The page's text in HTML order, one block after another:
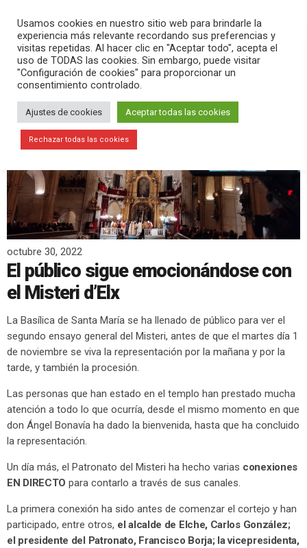
search menu pause PLAY
octubre 30, 2022
El público sigue emocionándose con
el Misteri d’Elx
La Basílica de Santa María se ha llenado de público para ver el
segundo ensayo general del Misteri, antes de que el martes día 1
de noviembre se viva la representación por la mañana y por la
tarde, y también la procesión.
Las personas que han estado en el templo han prestado mucha
atención a todo lo que ocurría, desde el mismo momento en que
don Ángel Bonavía ha dado la bienvenida, hasta que ha concluido
la representación.
Un día más, el Patronato del Misteri ha hecho varias conexiones
EN DIRECTO para contarlo a través de sus canales.
La primera conexión ha sido antes de comenzar el cortejo y han
participado, entre otros, el alcalde de Elche, Carlos González;
el presidente del Patronato, Francisco Borja; la vicepresidenta,
Usamos cookies en nuestro sitio web para brindarle la
experiencia más relevante recordando sus preferencias y
visitas repetidas. Al hacer clic en "Aceptar todo", acepta el
uso de TODAS las cookies. Sin embargo, puede visitar
"Configuración de cookies" para proporcionar un
consentimiento controlado.
Ajustes de cookies Aceptar todas las cookies
Rechazar todas las cookies